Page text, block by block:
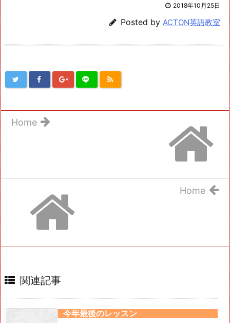
2018年10月25日
Posted by ACTON英語教室
Home
Home
関連記事
今年最後のレッスン